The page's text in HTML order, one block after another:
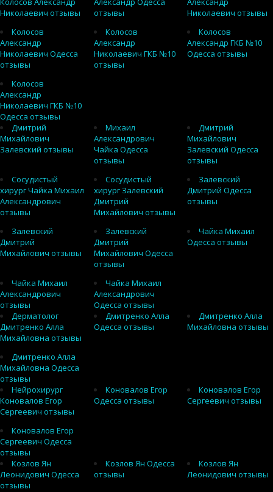
Николаевич отзывы
отзывы
Николаевич отзывы
Колосов
Александр
Николаевич Одесса
отзывы
Колосов
Александр
Николаевич ГКБ №10
отзывы
Колосов
Александр ГКБ №10
Одесса отзывы
Колосов
Александр
Николаевич ГКБ №10
Одесса отзывы
Дмитрий
Михайлович
Залевский отзывы
Михаил
Александрович
Чайка Одесса
отзывы
Дмитрий
Михайлович
Залевский Одесса
отзывы
Сосудистый
хирург Чайка Михаил
Александрович
отзывы
Сосудистый
хирург Залевский
Дмитрий
Михайлович отзывы
Залевский
Дмитрий Одесса
отзывы
Залевский
Дмитрий
Михайлович отзывы
Залевский
Дмитрий
Михайлович Одесса
отзывы
Чайка Михаил
Одесса отзывы
Чайка Михаил
Александрович
отзывы
Чайка Михаил
Александрович
Одесса отзывы
Дерматолог
Дмитренко Алла
Михайловна отзывы
Дмитренко Алла
Одесса отзывы
Дмитренко Алла
Михайловна отзывы
Дмитренко Алла
Михайловна Одесса
отзывы
Нейрохирург
Коновалов Егор
Сергеевич отзывы
Коновалов Егор
Одесса отзывы
Коновалов Егор
Сергеевич отзывы
Коновалов Егор
Сергеевич Одесса
отзывы
Козлов Ян
Леонидович Одесса
отзывы
Козлов Ян Одесса
отзывы
Козлов Ян
Леонидович отзывы